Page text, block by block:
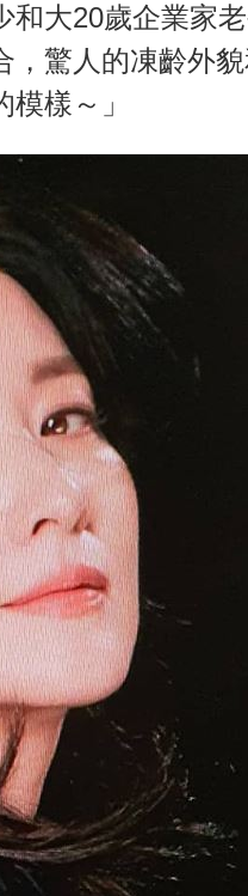
e
和大20歲企業家
，驚人的凍齡外
樣～」